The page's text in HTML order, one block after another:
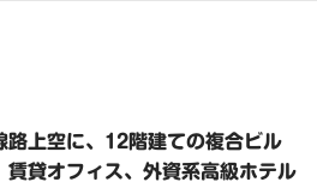
路上空に、12階建ての複合ビル
賃貸オフィス、外資系高級ホテル